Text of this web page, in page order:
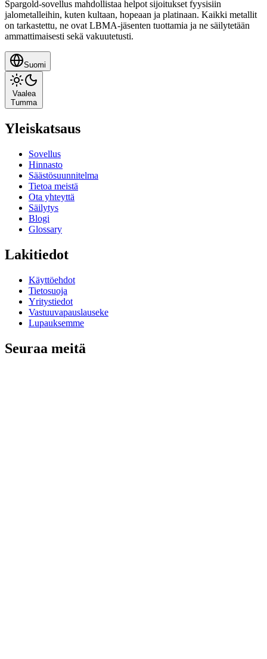
Spargold-sovellus mahdollistaa helpot sijoitukset fyysisiin
jalometalleihin, kuten kultaan, hopeaan ja platinaan. Kaikki metallit
on tarkastettu, ne ovat LBMA-jäsenten tuottamia ja ne säilytetään
ammattimaisesti sekä vakuutetusti.
Suomi
Vaalea
Tumma
Yleiskatsaus
Sovellus
Hinnasto
Säästösuunnitelma
Tietoa meistä
Ota yhteyttä
Säilytys
Blogi
Glossary
Lakitiedot
Käyttöehdot
Tietosuoja
Yritystiedot
Vastuuvapauslauseke
Lupauksemme
Seuraa meitä